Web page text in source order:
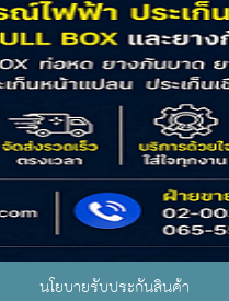
นโยบายรับประกันสินค้า